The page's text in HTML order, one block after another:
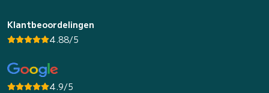
Klantbeoordelingen
4.88/5
4.9/5